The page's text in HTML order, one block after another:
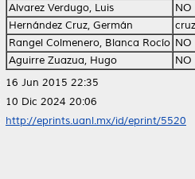
Alvarez Verdugo, Luis
NO
Hernández Cruz, Germán
Rangel Colmenero, Blanca Rocío NO
Aguirre Zuazua, Hugo
NO
16 Jun 2015 22:35
10 Dic 2024 20:06
http://eprints.uanl.mx/id/eprint/5520